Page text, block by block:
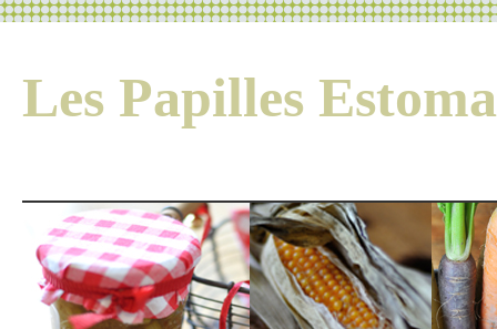
Les Papilles